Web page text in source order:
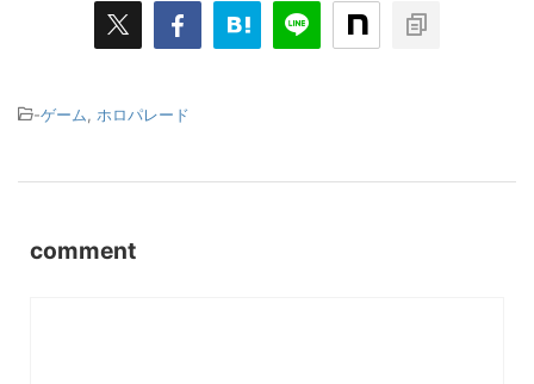
-ゲーム ホロパレード
comment